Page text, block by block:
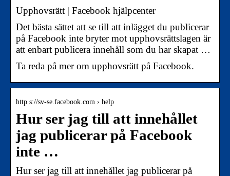
Upphovsrätt | Facebook hjälpcenter
Det bästa sättet att se till att inlägget du publicerar
på Facebook inte bryter mot upphovsrättslagen är
att enbart publicera innehåll som du har skapat …
Ta reda på mer om upphovsrätt på Facebook.
http s://sv-se.facebook.com › help
Hur ser jag till att innehållet
jag publicerar på Facebook
inte …
Hur ser jag till att innehållet jag publicerar på